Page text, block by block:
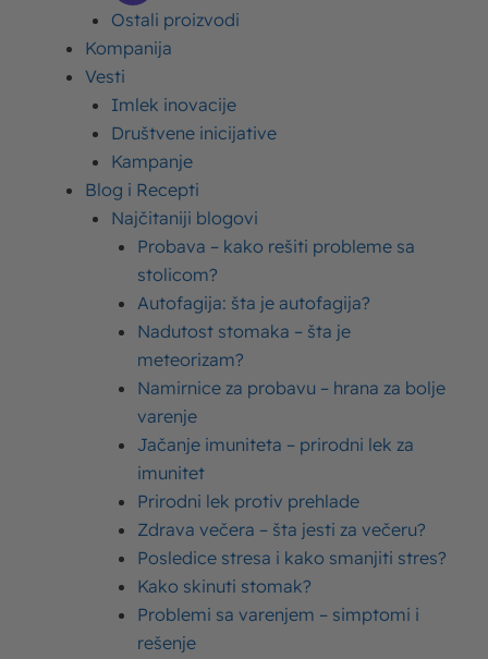
Ostali proizvodi
Kompanija
Vesti
Imlek inovacije
Društvene inicijative
Kampanje
Blog i Recepti
Najčitaniji blogovi
Probava – kako rešiti probleme sa
stolicom?
Autofagija: šta je autofagija?
Nadutost stomaka – šta je
meteorizam?
Namirnice za probavu – hrana za bolje
varenje
Jačanje imuniteta – prirodni lek za
imunitet
Prirodni lek protiv prehlade
Zdrava večera – šta jesti za večeru?
Posledice stresa i kako smanjiti stres?
Kako skinuti stomak?
Problemi sa varenjem – simptomi i
rešenje
Imlek 21. 12. 2015.
Grekos grčki jogurt (Video)
Imlek 19. 10. 2015.
Balans+ Jogurt – Treba naći balans (Video)
Moja Kravica Jogurt: Ukus oko koga se svi
slazu (Video)